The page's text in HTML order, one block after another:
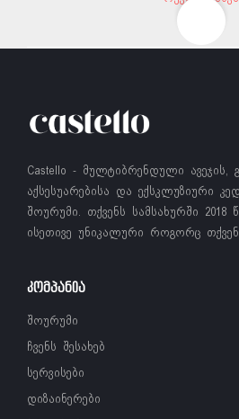
Castello - მულტიბრენდული ავეჯის,
აქსესუარებისა და ექსკლუზიური
შოურუმი. თქვენს სამსახურში 2018
ისეთივე უნიკალური როგორც
ᲙᲝᲛᲞᲐᲜᲘᲐ
შოურუმი
ჩვენს შესახებ
სერვისები
დიზაინერები